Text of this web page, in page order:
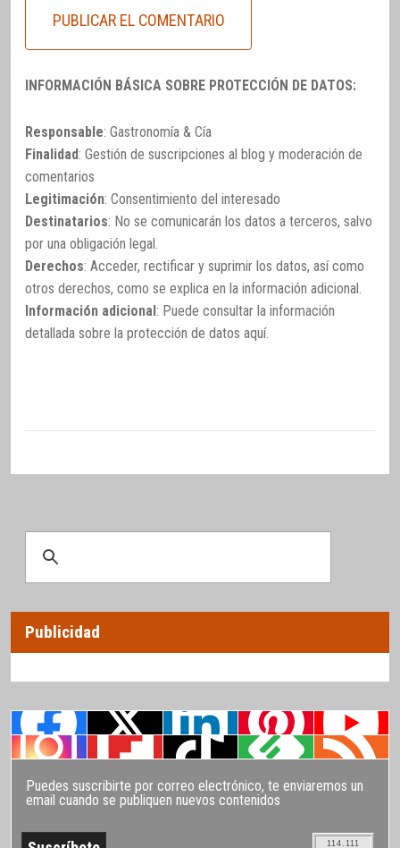
INFORMACIÓN BÁSICA SOBRE PROTECCIÓN DE DATOS:
Responsable: Gastronomía & Cía
Finalidad: Gestión de suscripciones al blog y moderación de
comentarios
Legitimación: Consentimiento del interesado
Destinatarios: No se comunicarán los datos a terceros, salvo
por una obligación legal.
Derechos: Acceder, rectificar y suprimir los datos, así como
otros derechos, como se explica en la información adicional.
Información adicional: Puede consultar la información
detallada sobre la protección de datos aquí.
Publicidad
Puedes suscribirte por correo electrónico, te enviaremos un
email cuando se publiquen nuevos contenidos
114.111